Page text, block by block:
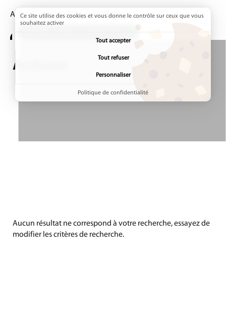
Accueil Agenda Page active :
Archives
Archives
Aucun résultat ne correspond à votre recherche, essayez de
modifier les critères de recherche.
Ce site utilise des cookies et vous donne le contrôle sur ceux que vous
souhaitez activer
Tout accepter
Tout refuser
Personnaliser
Politique de confidentialité